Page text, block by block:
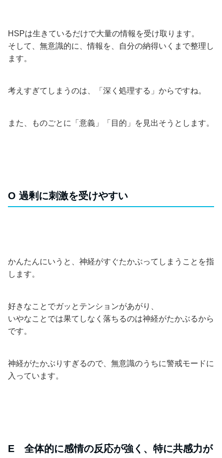
HSPは生きているだけで大量の情報を受け取ります。
そして、無意識的に、情報を、自分の納得いくまで整理し
ます。
考えすぎてしまうのは、「深く処理する」からですね。
また、ものごとに「意義」「目的」を見出そうとします。
O 過剰に刺激を受けやすい
かんたんにいうと、神経がすぐたかぶってしまうことを指
します。
好きなことでガッとテンションがあがり、
いやなことでは果てしなく落ちるのは神経がたかぶるから
です。
神経がたかぶりすぎるので、無意識のうちに警戒モードに
入っています。
E 全体的に感情の反応が強く、特に共感力が